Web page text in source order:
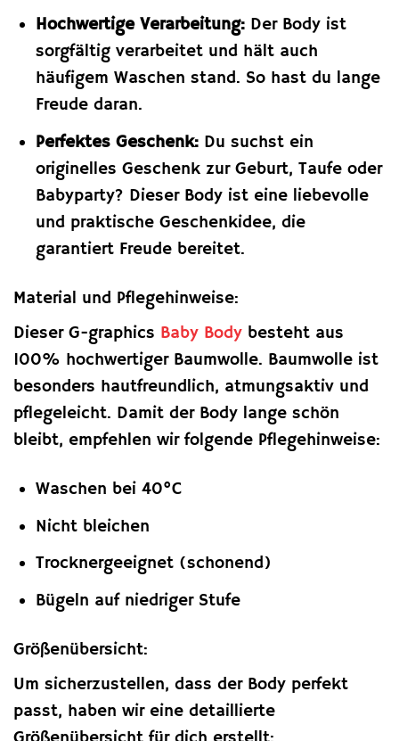
Hochwertige Verarbeitung:Der Body ist
sorgfältig verarbeitet und hält auch
häufigem Waschen stand. So hast du lange
Freude daran.
Perfektes Geschenk:Du suchst ein
originelles Geschenk zur Geburt, Taufe oder
Babyparty? Dieser Body ist eine liebevolle
und praktische Geschenkidee, die
garantiert Freude bereitet.
Material und Pflegehinweise:
Dieser G-graphics Baby Body besteht aus
100% hochwertiger Baumwolle. Baumwolle ist
besonders hautfreundlich, atmungsaktiv und
pflegeleicht. Damit der Body lange schön
bleibt, empfehlen wir folgende Pflegehinweise:
Waschen bei 40°C
Nicht bleichen
Trocknergeeignet (schonend)
Bügeln auf niedriger Stufe
Größenübersicht:
Um sicherzustellen, dass der Body perfekt
passt, haben wir eine detaillierte